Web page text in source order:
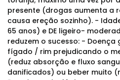
presente (drogas aumenta a
causa ereção sozinho). -
65 anos) e DE ligeiro-
reduzem o sucesso: -
fígado / rim prejudicando o
(reduz absorção e fluxo
danificados) ou beber muito